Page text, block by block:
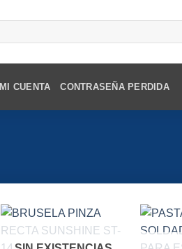
MI CUENTA CONTRASEÑA PERDIDA